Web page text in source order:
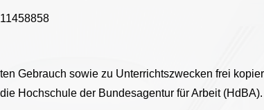
Gebrauch sowie zu Unterrichtszwecken frei
Hochschule der Bundesagentur für Arbeit (HdBA).